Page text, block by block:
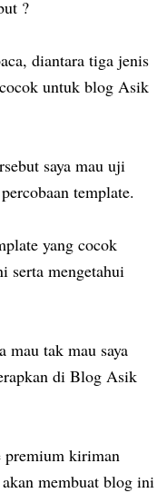
?
diantara tiga jenis
untuk blog Asik
saya mau uji
template.
yang cocok
serta mengetahui
mau tak mau saya
di Blog Asik
premium kiriman
membuat blog ini